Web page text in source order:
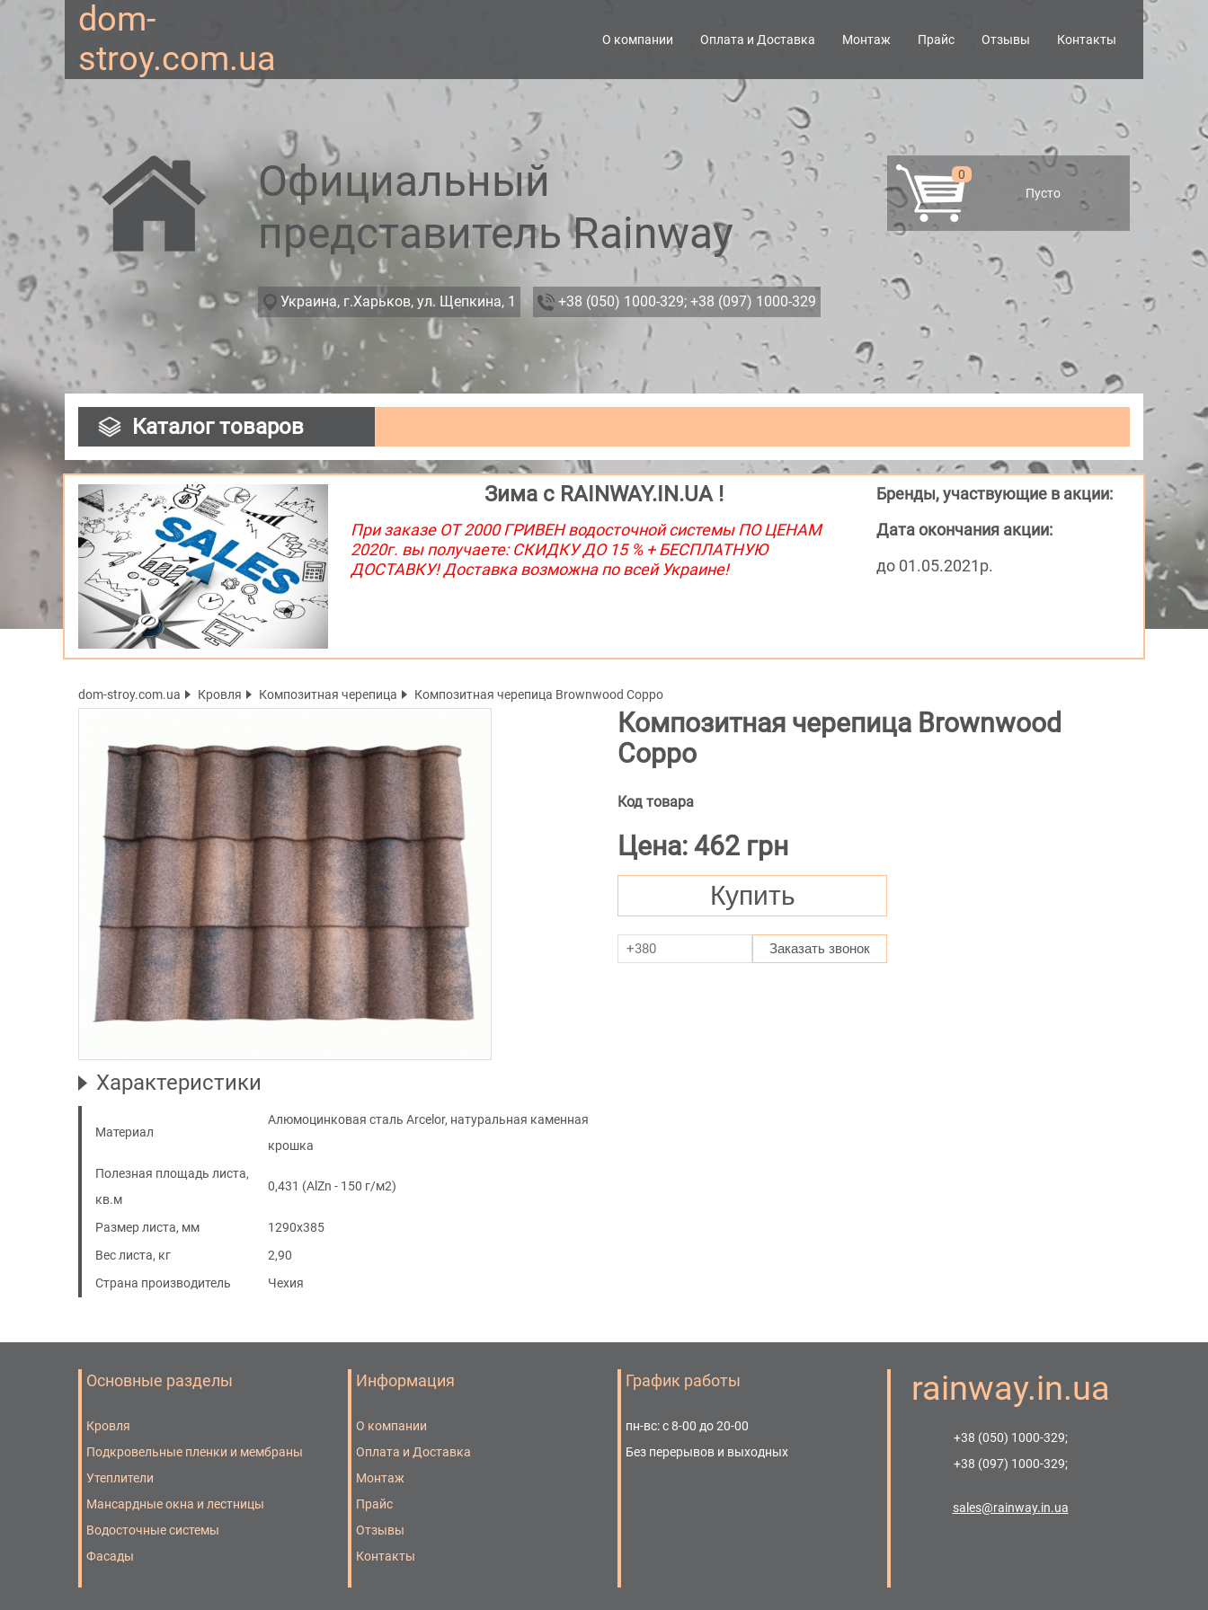
dom-
stroy.com.ua
О компании Оплата и Доставка Монтаж Прайс Отзывы Контакты
Официальный
представитель Rainway
0
Пусто
Украина, г.Харьков, ул. Щепкина, 1 +38 (050) 1000-329; +38 (097) 1000-329
Каталог товаров
Зима с RAINWAY.IN.UA !
При заказе ОТ 2000 ГРИВЕН водосточной системы ПО ЦЕНАМ
2020г. вы получаете: СКИДКУ ДО 15 % + БЕСПЛАТНУЮ
ДОСТАВКУ! Доставка возможна по всей Украине!
Бренды, участвующие в акции:
Дата окончания акции:
до 01.05.2021р.
dom-stroy.com.ua Кровля Композитная черепица Композитная черепица Brownwood Coppo
Композитная черепица Brownwood
Coppo
Код товара
Цена: 462 грн
Купить
Заказать звонок
Характеристики
Материал
Алюмоцинковая сталь Arcelor, натуральная каменная
крошка
Полезная площадь листа,
кв.м
0,431 (AlZn - 150 г/м2)
Размер листа, мм
1290х385
Вес листа, кг
2,90
Страна производитель
Чехия
Основные разделы
Кровля
Подкровельные пленки и мембраны
Утеплители
Мансардные окна и лестницы
Водосточные системы
Фасады
Информация
О компании
Оплата и Доставка
Монтаж
Прайс
Отзывы
Контакты
График работы
пн-вс: с 8-00 до 20-00
Без перерывов и выходных
rainway.in.ua
+38 (050) 1000-329;
+38 (097) 1000-329;
sales@rainway.in.ua